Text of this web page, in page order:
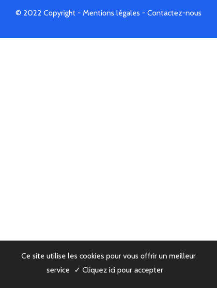
© 2022 Copyright - Mentions légales - Contactez-nous
Ce site utilise les cookies pour vous offrir un meilleur
service
✓ Cliquez ici pour accepter